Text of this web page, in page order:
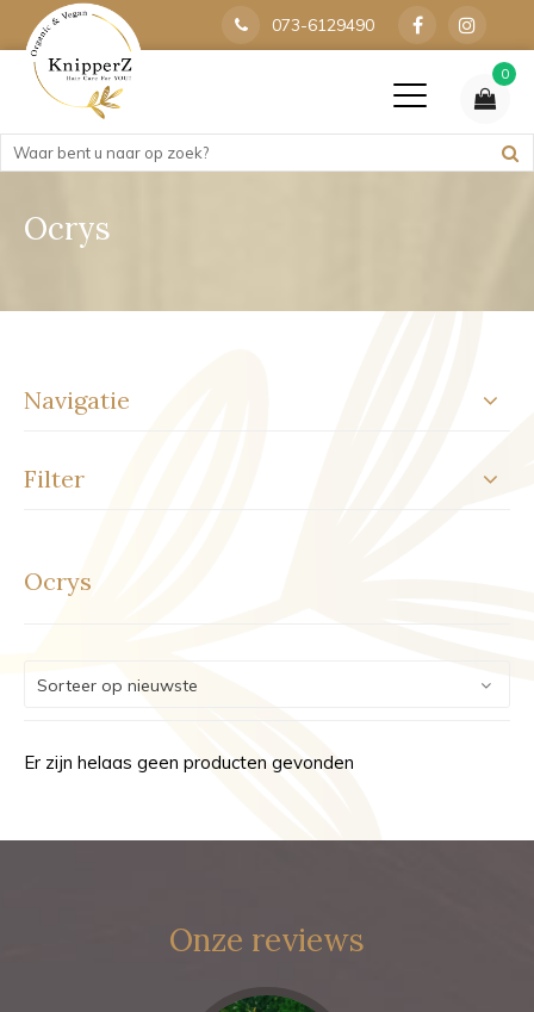
073-6129490
0
Ocrys
Navigatie
Filter
Ocrys
Er zijn helaas geen producten gevonden
Onze reviews